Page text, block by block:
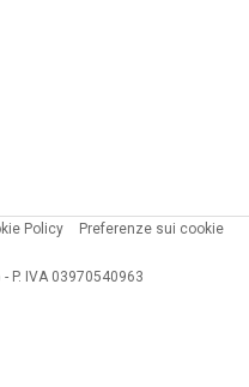
Policy
Preferenze sui cookie
- P. IVA 03970540963